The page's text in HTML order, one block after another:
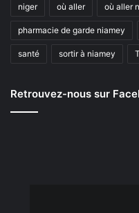
niger où aller où aller
pharmacie de garde niamey
santé sortir à niamey
Retrouvez-nous sur